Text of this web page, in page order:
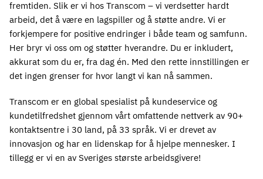
fremtiden. Slik er vi hos Transcom – vi verdsetter hardt
arbeid, det å være en lagspiller og å støtte andre. Vi er
forkjempere for positive endringer i både team og samfunn.
Her bryr vi oss om og støtter hverandre. Du er inkludert,
akkurat som du er, fra dag én. Med den rette innstillingen er
det ingen grenser for hvor langt vi kan nå sammen.
Transcom er en global spesialist på kundeservice og
kundetilfredshet gjennom vårt omfattende nettverk av 90+
kontaktsentre i 30 land, på 33 språk. Vi er drevet av
innovasjon og har en lidenskap for å hjelpe mennesker. I
tillegg er vi en av Sveriges største arbeidsgivere!